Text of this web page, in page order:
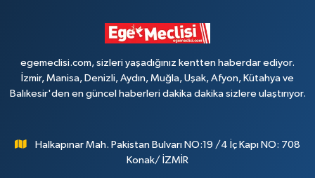
egemeclisi.com, sizleri yaşadığınız kentten haberdar ediyor.
İzmir, Manisa, Denizli, Aydın, Muğla, Uşak, Afyon, Kütahya ve
Balıkesir'den en güncel haberleri dakika dakika sizlere ulaştırıyor.
Halkapınar Mah. Pakistan Bulvarı NO:19 /4 İç Kapı NO: 708
Konak/ İZMİR